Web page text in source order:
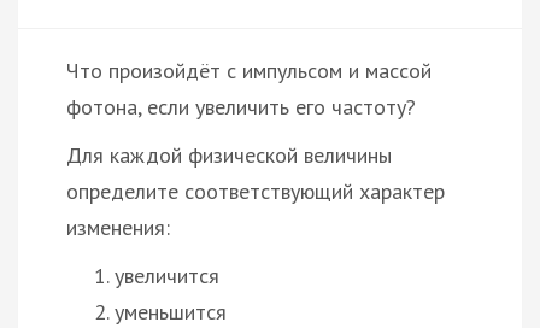
Что произойдёт с импульсом и массой
фотона, если увеличить его частоту?
Для каждой физической величины
определите соответствующий характер
изменения:
увеличится
уменьшится